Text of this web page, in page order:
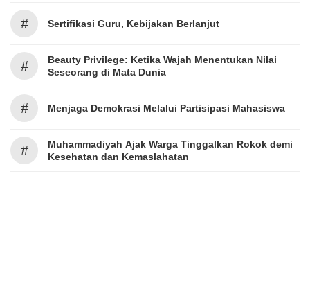
# Sertifikasi Guru, Kebijakan Berlanjut
#
Beauty Privilege: Ketika Wajah Menentukan Nilai
Seseorang di Mata Dunia
# Menjaga Demokrasi Melalui Partisipasi Mahasiswa
#
Muhammadiyah Ajak Warga Tinggalkan Rokok demi
Kesehatan dan Kemaslahatan